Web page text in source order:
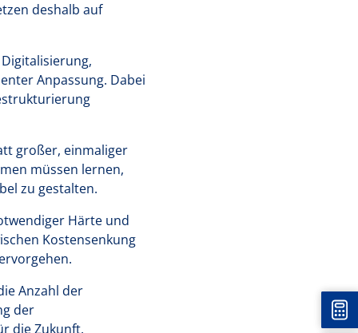
deshalb auf
Anpassung. Dabei
großer, einmaliger
müssen lernen,
zu gestalten.
Härte und
Kostensenkung
Anzahl der
der
die Zukunft.